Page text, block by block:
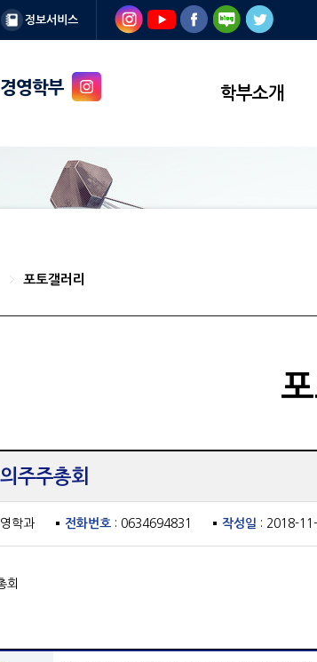
정보서비스
경영학부 학부소개
포토갤러리
주주총회
학과 전화번호 : 0634694831 작성일 : 2018-
회